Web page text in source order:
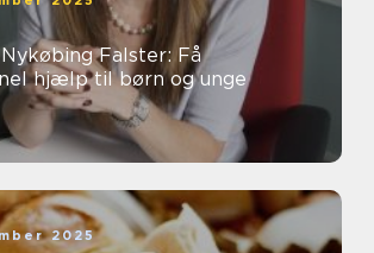
Falster: Få
hjælp til børn og unge
2025